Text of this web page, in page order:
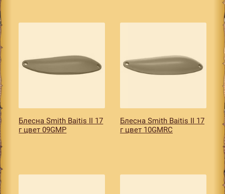
Блесна Smith Baitis II 17
г цвет 09GMP
Блесна Smith Baitis II 17
г цвет 10GMRC